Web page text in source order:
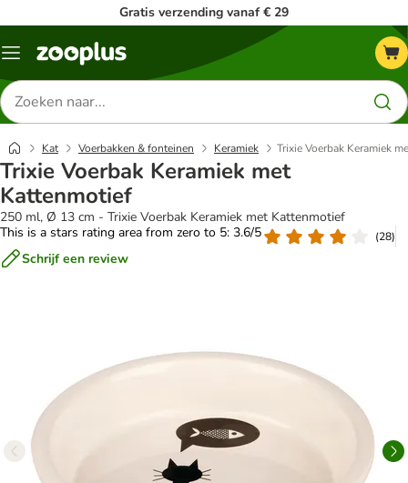
Gratis verzending vanaf € 29
Menu
Zoeken
naar
producten
Kat Voerbakken & fonteinen Keramiek Trixie Voerbak Keramiek
Trixie Voerbak Keramiek met
Kattenmotief
250 ml, Ø 13 cm - Trixie Voerbak Keramiek met Kattenmotief
This is a stars rating area from zero to 5: 3.6/5
(28)
Schrijf een review